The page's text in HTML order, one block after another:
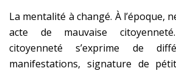
La mentalité à changé. À l’époque,
acte de mauvaise
citoyenneté s’exprime de
manifestations, signature de